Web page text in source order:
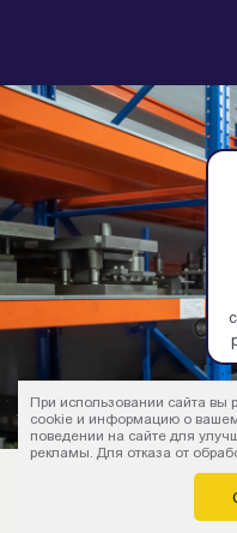
При использовании сайта вы
cookie и информацию о
поведении на сайте для
рекламы. Для отказа от